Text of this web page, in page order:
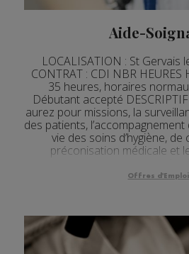
Aide-
LOCALISATION : St Gervais
CONTRAT : CDI NBR HEURES
35 heures, horaires
Débutant accepté
aurez pour missions, la
des patients,
vie des soins d’hygiène,
préconisation médicale et
Offres d'Emploi